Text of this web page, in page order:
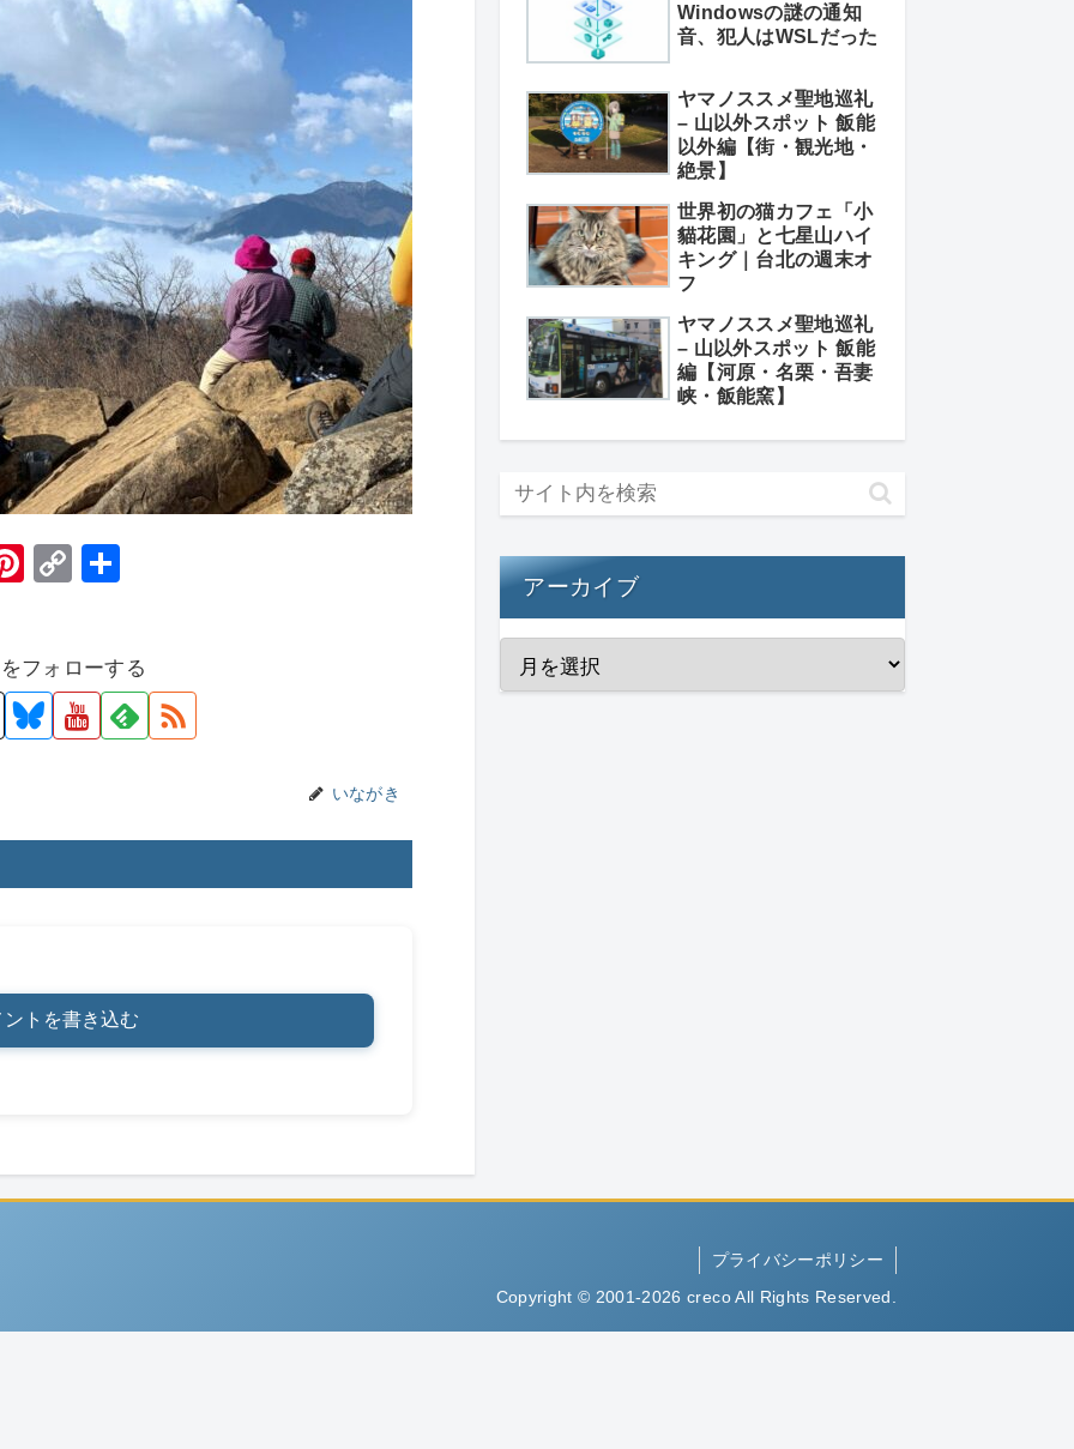
Pi
e
st
C
y
Li
フォローする
いながき
ントを書き込む
Windowsの謎の通知
音、犯人はWSLだった
ヤマノススメ聖地巡礼
– 山以外スポット 飯能
以外編【街・観光地・
絶景】
世界初の猫カフェ「小
貓花園」と七星山ハイ
キング｜台北の週末オ
フ
ヤマノススメ聖地巡礼
– 山以外スポット 飯能
編【河原・名栗・吾妻
峡・飯能窯】
アーカイブ
プライバシーポリシー
Copyright © 2001-2026 creco All Rights Reserved.